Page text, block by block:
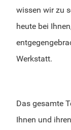
wissen wir zu
heute bei
Werkstatt.
Das gesamte
Ihnen und